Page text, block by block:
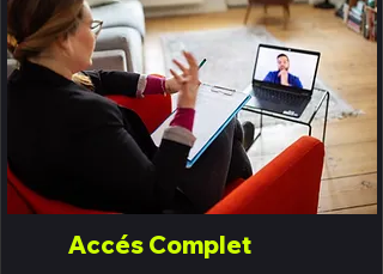
Accés Complet